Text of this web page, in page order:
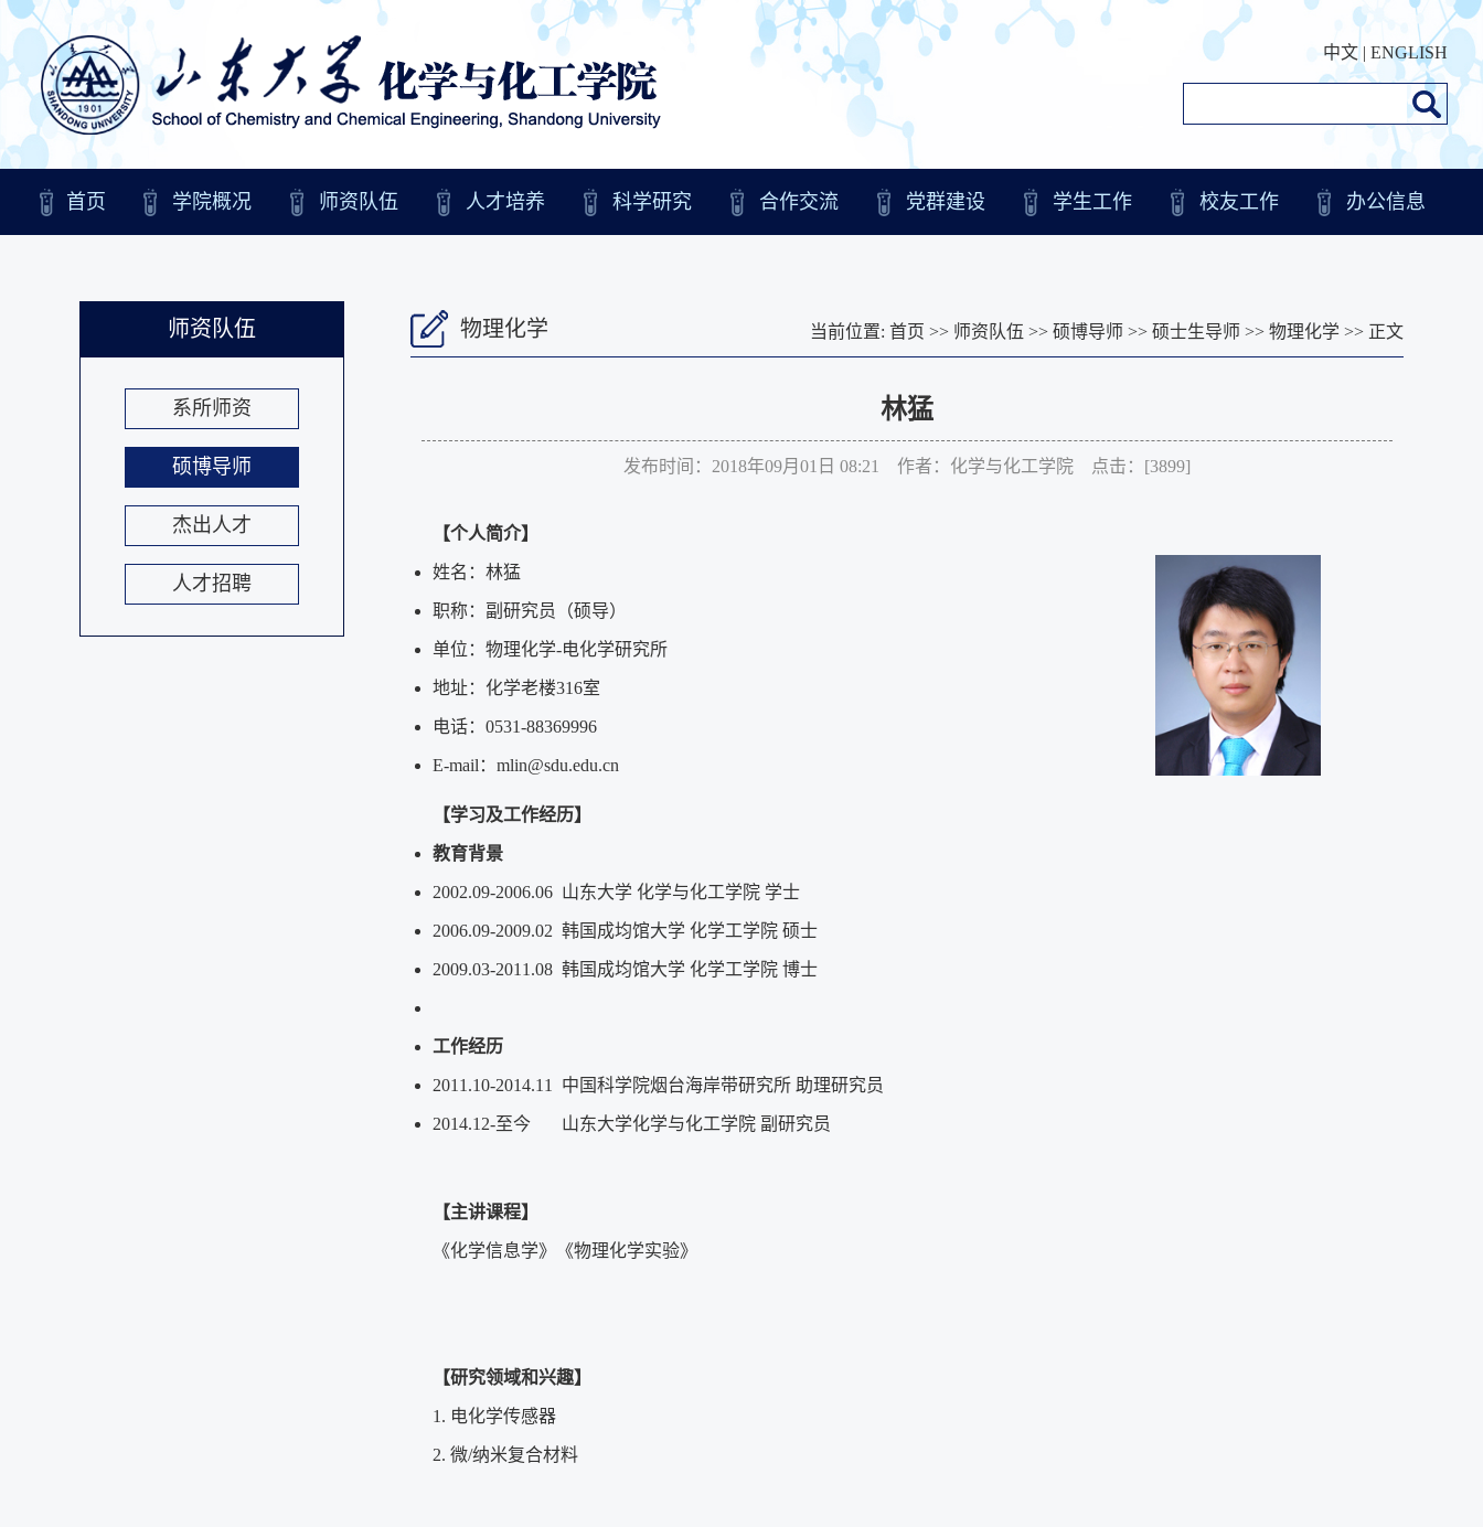
中文 | ENGLISH
首页 学院概况 师资队伍 人才培养 科学研究 合作交流 党群建设 学生工作 校友工作 办公信息
师资队伍
系所师资
硕博导师
杰出人才
人才招聘
物理化学 当前位置: 首页 >> 师资队伍 >> 硕博导师 >> 硕士生导师 >> 物理化学 >> 正文
林猛
发布时间：2018年09月01日 08:21 作者：化学与化工学院 点击：[3899]
【个人简介】
姓名：林猛
职称：副研究员（硕导）
单位：物理化学-电化学研究所
地址：化学老楼316室
电话： 0531-88369996
E-mail ： mlin@sdu.edu.cn
【学习及工作经历】
教育背景
2002.09-2006.06 山东大学 化学与化工学院 学士
2006.09-2009.02 韩国成均馆大学 化学工学院 硕士
2009.03-2011.08 韩国成均馆大学 化学工学院 博士
工作经历
2011.10-2014.11 中国科学院烟台海岸带研究所 助理研究员
2014.12-至今 山东大学化学与化工学院 副研究员
【主讲课程】
《化学信息学》《物理化学实验》
【研究领域和兴趣】
1. 电化学传感器
2. 微/纳米复合材料